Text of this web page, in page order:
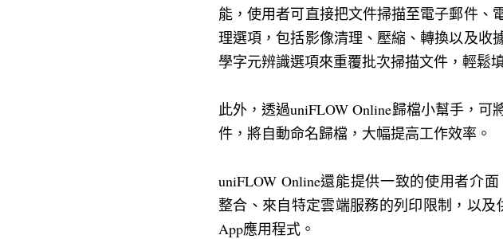
能，使用者可直接把文件掃描至電子郵件、
理選項，包括影像清理、壓縮、轉換以及收
學字元辨識選項來重覆批次掃描文件，輕鬆
此外，透過uniFLOW Online歸檔小幫手，
件，將自動命名歸檔，大幅提高工作效率。
uniFLOW Online還能提供一致的使用者介面
整合、來自特定雲端服務的列印限制，以及
App應用程式。